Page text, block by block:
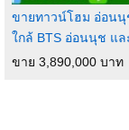
ขายทาวน์โฮม อ่อนนุ
ใกล้ BTS อ่อนนุช แ
ขาย 3,890,000 บาท